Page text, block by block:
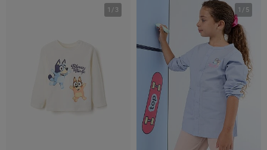
1 / 3 1 / 5